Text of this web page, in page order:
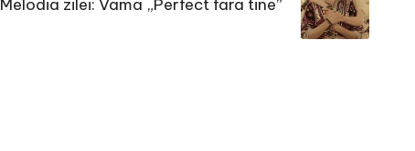
Melodia zilei: Vama „Perfect fara tine”